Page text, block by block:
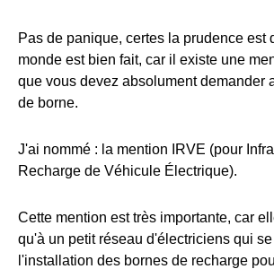
Pas de panique, certes la prudence est
monde est bien fait, car il existe une
que vous devez absolument demander
de borne.
J'ai nommé : la mention IRVE (pour
Recharge de Véhicule Électrique).
Cette mention est très importante, car
qu'à un petit réseau d'électriciens qui
l'installation des bornes de recharge